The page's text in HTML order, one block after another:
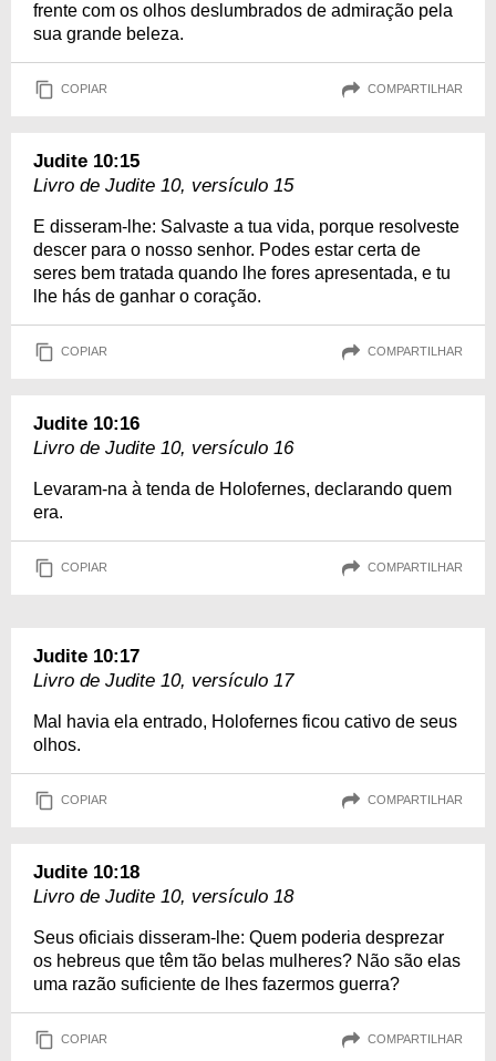
frente com os olhos deslumbrados de admiração pela
sua grande beleza.
COPIAR COMPARTILHAR
Judite 10:15
Livro de Judite 10, versículo 15
E disseram-lhe: Salvaste a tua vida, porque resolveste
descer para o nosso senhor. Podes estar certa de
seres bem tratada quando lhe fores apresentada, e tu
lhe hás de ganhar o coração.
COPIAR COMPARTILHAR
Judite 10:16
Livro de Judite 10, versículo 16
Levaram-na à tenda de Holofernes, declarando quem
era.
COPIAR COMPARTILHAR
Judite 10:17
Livro de Judite 10, versículo 17
Mal havia ela entrado, Holofernes ficou cativo de seus
olhos.
COPIAR COMPARTILHAR
Judite 10:18
Livro de Judite 10, versículo 18
Seus oficiais disseram-lhe: Quem poderia desprezar
os hebreus que têm tão belas mulheres? Não são elas
uma razão suficiente de lhes fazermos guerra?
COPIAR COMPARTILHAR